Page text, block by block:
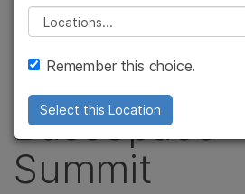
회사
지원
Health Care
to Speak at
Summit
Please select a location
Remember this choice.
Select this Location